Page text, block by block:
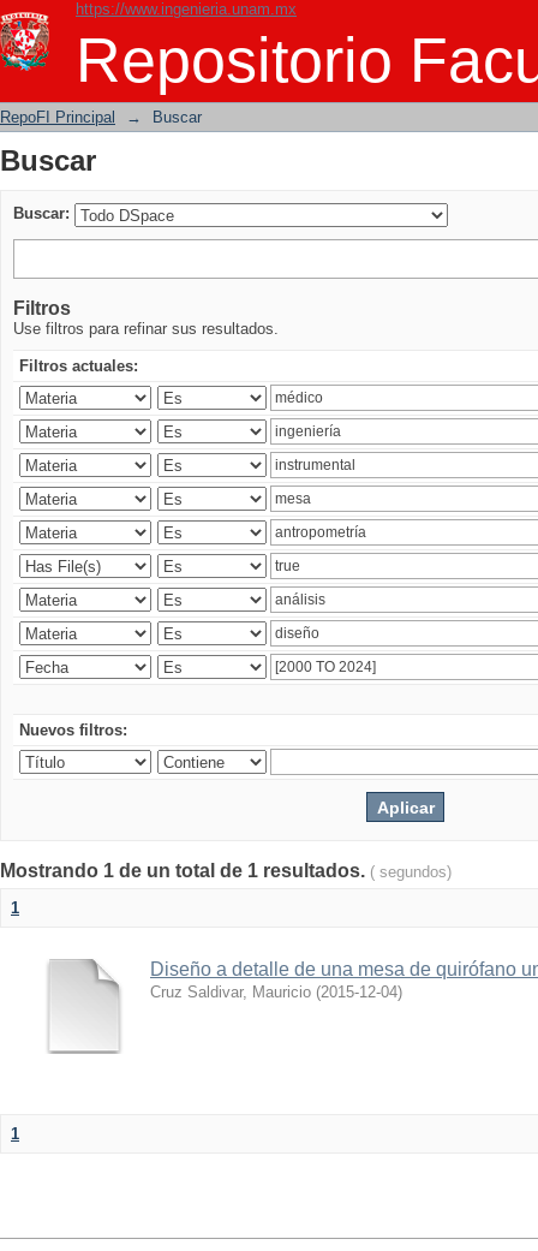
https://www.ingenieria.unam.mx
Repositorio
Buscar
RepoFI Principal → Buscar
Buscar
Buscar:
Filtros
Use filtros para refinar sus resultados.
Filtros actuales:
Nuevos filtros:
Mostrando 1 de un total de 1 resultados. ( segundos)
1
Diseño a detalle de una mesa de quirófano
Cruz Saldivar, Mauricio (2015-12-04)
1